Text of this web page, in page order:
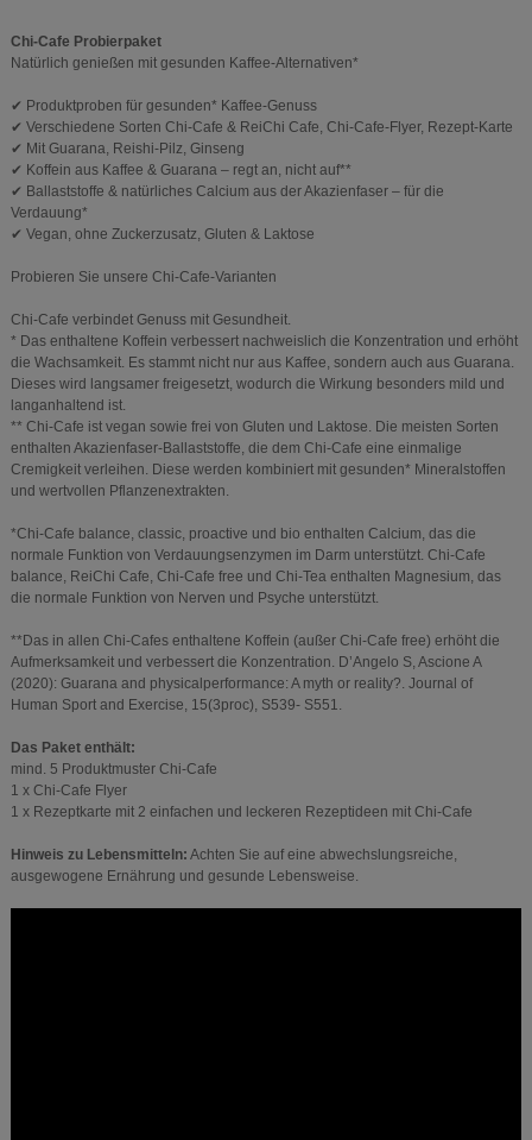
Chi-Cafe Probierpaket
Natürlich genießen mit gesunden Kaffee-Alternativen*
✔ Produktproben für gesunden* Kaffee-Genuss
✔ Verschiedene Sorten Chi-Cafe & ReiChi Cafe, Chi-Cafe-Flyer, Rezept-Karte
✔ Mit Guarana, Reishi-Pilz, Ginseng
✔ Koffein aus Kaffee & Guarana – regt an, nicht auf**
✔ Ballaststoffe & natürliches Calcium aus der Akazienfaser – für die
Verdauung*
✔ Vegan, ohne Zuckerzusatz, Gluten & Laktose
Probieren Sie unsere Chi-Cafe-Varianten
Chi-Cafe verbindet Genuss mit Gesundheit.
* Das enthaltene Koffein verbessert nachweislich die Konzentration und erhöht
die Wachsamkeit. Es stammt nicht nur aus Kaffee, sondern auch aus Guarana.
Dieses wird langsamer freigesetzt, wodurch die Wirkung besonders mild und
langanhaltend ist.
** Chi-Cafe ist vegan sowie frei von Gluten und Laktose. Die meisten Sorten
enthalten Akazienfaser-Ballaststoffe, die dem Chi-Cafe eine einmalige
Cremigkeit verleihen. Diese werden kombiniert mit gesunden* Mineralstoffen
und wertvollen Pflanzenextrakten.
*Chi-Cafe balance, classic, proactive und bio enthalten Calcium, das die
normale Funktion von Verdauungsenzymen im Darm unterstützt. Chi-Cafe
balance, ReiChi Cafe, Chi-Cafe free und Chi-Tea enthalten Magnesium, das
die normale Funktion von Nerven und Psyche unterstützt.
**Das in allen Chi-Cafes enthaltene Koffein (außer Chi-Cafe free) erhöht die
Aufmerksamkeit und verbessert die Konzentration. D’Angelo S, Ascione A
(2020): Guarana and physicalperformance: A myth or reality?. Journal of
Human Sport and Exercise, 15(3proc), S539- S551.
Das Paket enthält:
mind. 5 Produktmuster Chi-Cafe
1 x Chi-Cafe Flyer
1 x Rezeptkarte mit 2 einfachen und leckeren Rezeptideen mit Chi-Cafe
Hinweis zu Lebensmitteln: Achten Sie auf eine abwechslungsreiche,
ausgewogene Ernährung und gesunde Lebensweise.